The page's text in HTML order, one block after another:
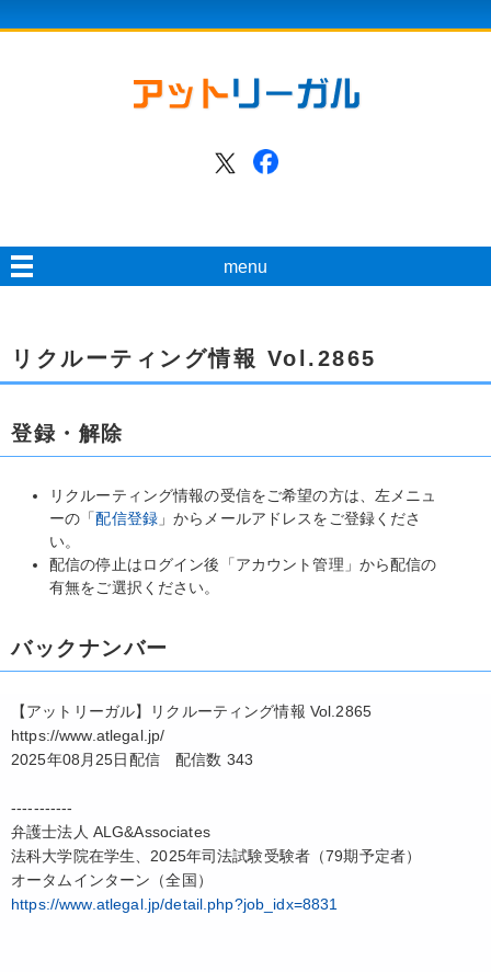
menu
リクルーティング情報 Vol.2865
登録・解除
リクルーティング情報の受信をご希望の方は、左メニュ
ーの「配信登録」からメールアドレスをご登録くださ
い。
配信の停止はログイン後「アカウント管理」から配信の
有無をご選択ください。
バックナンバー
【アットリーガル】リクルーティング情報 Vol.2865
https://www.atlegal.jp/
2025年08月25日配信 配信数 343
-----------
弁護士法人 ALG&Associates
法科大学院在学生、2025年司法試験受験者（79期予定者）
オータムインターン（全国）
https://www.atlegal.jp/detail.php?job_idx=8831